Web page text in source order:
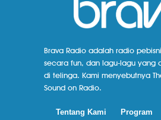
Brava Radio adalah radio
secara fun, dan lagu-lagu yang
di telinga. Kami menyebutnya
Sound on Radio.
Tentang Kami Program